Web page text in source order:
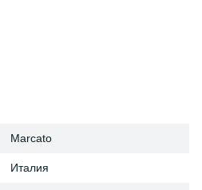
Marcato
Италия